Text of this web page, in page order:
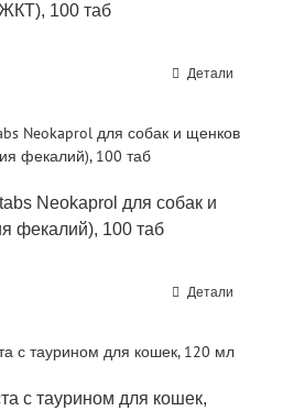
100 таб
Детали
Neokaprol для собак и
фекалий), 100 таб
Детали
с таурином для кошек,